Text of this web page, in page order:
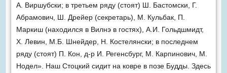
А. Виршубски; в третьем ряду (стоят) Ш. Бастомски, Г.
Абрамович, Ш. Дрейер (секретарь), М. Кульбак, П.
Маркиш (находился в Вилнэ в гостях), А.И. Гольдшмидт,
Х. Левин, М.Б. Шнейдер, Н. Костелянски; в последнем
ряду (стоят) П. Кон, д-р И. Регенсбург, М. Карпинович, М.
Нодел». Наш Стоцкий сидит на ковре в позе Будды. Здесь